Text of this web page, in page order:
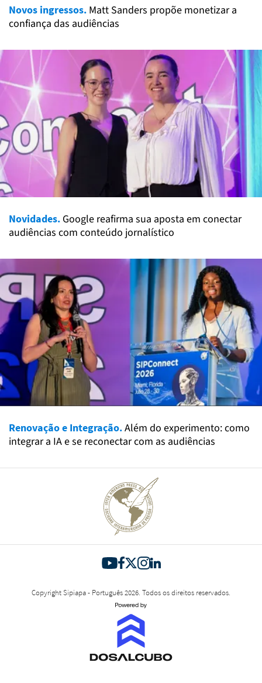
Novos ingressos. Matt Sanders propõe monetizar a
confiança das audiências
Novidades. Google reafirma sua aposta em conectar
audiências com conteúdo jornalístico
Renovação e Integração.Além do experimento: como
integrar a IA e se reconectar com as audiências
Copyright Sipiapa - Português 2026. Todos os direitos reservados.